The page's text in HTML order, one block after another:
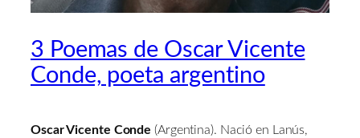
3 Poemas de Oscar Vicente
Conde, poeta argentino
Oscar Vicente Conde (Argentina). Nació en Lanús,